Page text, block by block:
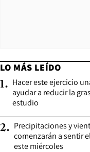
LO MÁS LEÍDO
1. Hacer este ejercicio
ayudar a reducir la
estudio
2. Precipitaciones y
comenzarán a sentir
este miércoles